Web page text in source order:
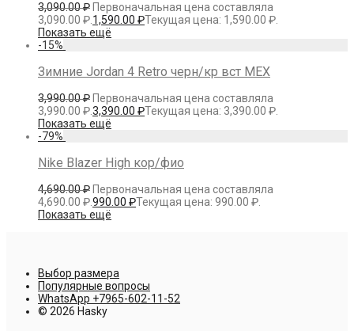
3,090.00₽ Первоначальная цена составляла
3,090.00 ₽. 1,590.00 ₽Текущая цена: 1,590.00 ₽.
Показать ещё
-15%
Зимние Jordan 4 Retro черн/кр вст МЕХ
3,990.00₽ Первоначальная цена составляла
3,990.00 ₽.3,390.00 ₽Текущая цена: 3,390.00 ₽.
Показать ещё
-79%
Nike Blazer High кор/фио
4,690.00₽ Первоначальная цена составляла
4,690.00 ₽.990.00 ₽Текущая цена: 990.00 ₽.
Показать ещё
Выбор размера
Популярные вопросы
WhatsApp +7965-602-11-52
© 2026 Hasky